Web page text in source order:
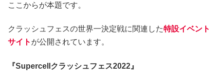
ここからが本題です。
クラッシュフェスの世界一決定戦に関連した特設イベント
サイト が公開されています。
『Supercellクラッシュフェス2022』